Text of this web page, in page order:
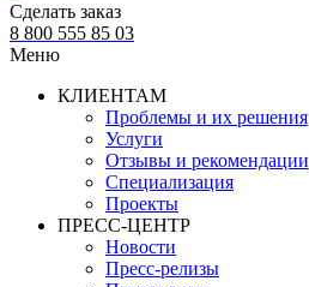
Сделать заказ
8 800 555 85 03
Меню
КЛИЕНТАМ
Проблемы и их решения
Услуги
Отзывы и рекомендации
Специализация
Проекты
ПРЕСС-ЦЕНТР
Новости
Пресс-релизы